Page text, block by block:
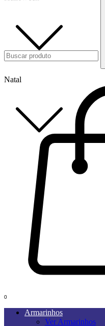
Natal
0
Armarinhos
Ver Armarinhos